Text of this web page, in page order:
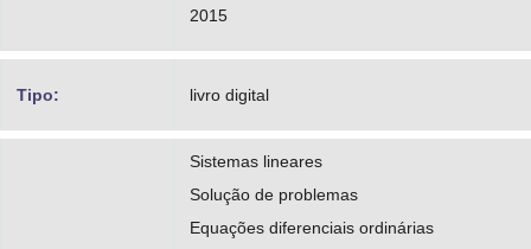
2015
Tipo: livro digital
Sistemas lineares
Solução de problemas
Equações diferenciais ordinárias